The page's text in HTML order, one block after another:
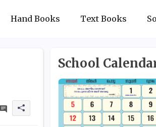
Hand Books Text Books
School